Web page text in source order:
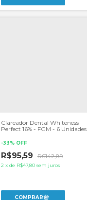
Clareador Dental Whiteness
Perfect 16% - FGM - 6 Unidades
-33% OFF
R$95,59 R$142,89
2 x de R$47,80 sem juros